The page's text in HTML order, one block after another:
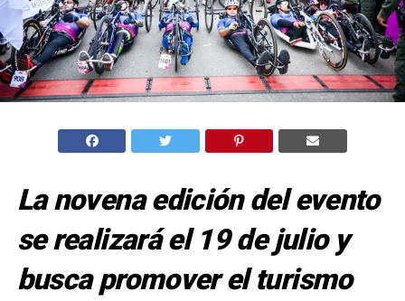
La novena edición del evento
se realizará el 19 de julio y
busca promover el turismo